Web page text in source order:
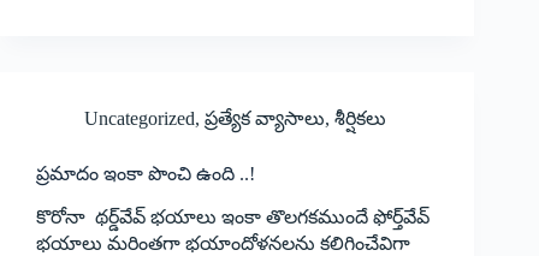
Uncategorized, ప్రత్యేక వ్యాసాలు, శీర్షికలు
‌ప్రమాదం ఇంకా పొంచి ఉంది ..!
కొరోనా థర్డ్‌వేవ్‌ ‌భయాలు ఇంకా తొలగకముందే ఫోర్త్‌వేవ్‌
‌భయాలు మరింతగా భయాందోళనలను కలిగించేవిగా